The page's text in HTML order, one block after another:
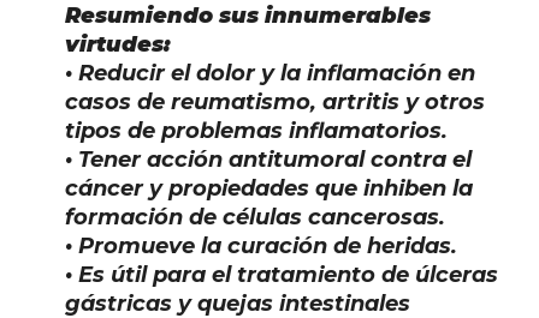
Resumiendo sus innumerables
virtudes:
• Reducir el dolor y la inflamación en
casos de reumatismo, artritis y otros
tipos de problemas inflamatorios.
• Tener acción antitumoral contra el
cáncer y propiedades que inhiben la
formación de células cancerosas.
• Promueve la curación de heridas.
• Es útil para el tratamiento de úlceras
gástricas y quejas intestinales